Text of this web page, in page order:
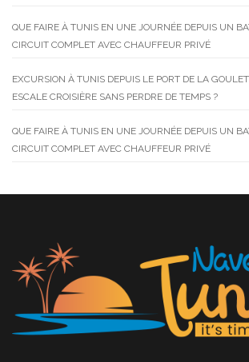
QUE FAIRE À TUNIS EN UNE JOURNÉE DEPUIS UN
CIRCUIT COMPLET AVEC CHAUFFEUR PRIVÉ
EXCURSION À TUNIS DEPUIS LE PORT DE LA
ESCALE CROISIÈRE SANS PERDRE DE TEMPS ?
QUE FAIRE À TUNIS EN UNE JOURNÉE DEPUIS UN
CIRCUIT COMPLET AVEC CHAUFFEUR PRIVÉ